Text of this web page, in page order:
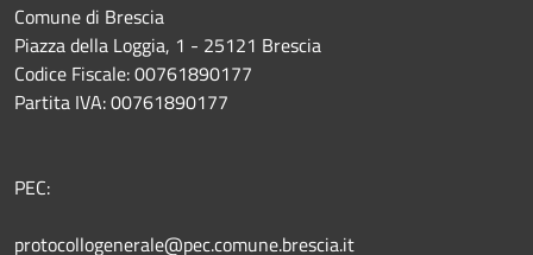
Comune di Brescia
Piazza della Loggia, 1 - 25121 Brescia
Codice Fiscale: 00761890177
Partita IVA: 00761890177
PEC:
protocollogenerale@pec.comune.brescia.it